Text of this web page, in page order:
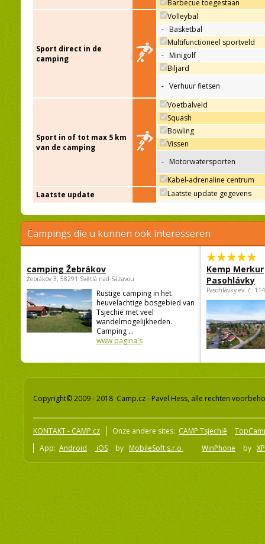
Barbecue toegestaan
Sport direct in de
camping
Volleybal
- Basketbal
Multifunctioneel sportveld
- Minigolf
Biljard
- Verhuur fietsen
Sport in of tot max 5 km
van de camping
Voetbalveld
Squash
Bowling
Vissen
- Motorwatersporten
Kabel-adrenaline centrum
Laatste update
Laatste update gegevens
Campings die u kunnen ook interesseren
camping Žebrákov
Žebrákov 3, 58291 Světlá nad Sázavou
Rustige camping in het
heuvelachtige bosgebied van
Tsjechië met veel
wandelmogelijkheden.
Camping ...
www pagina's
Kemp Merkur
Pasohlávky
Pasohlávky ev. č.
Copyright© 2009 - 2018 Camp.cz - Pavel Hess, alle rechten
KONTAKT - CAMP.cz Onze andere sites: CAMP Tsjechië
App: Android iOS by MobileSoft s.r.o WinPhone by